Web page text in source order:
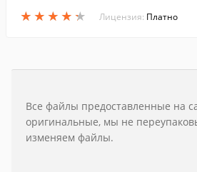
★ ★ ★ ★ ★
★ ★ ★ ★ ★ Лицензия: Платно
Все файлы предоставленные на
оригинальные, мы не
изменяем файлы.